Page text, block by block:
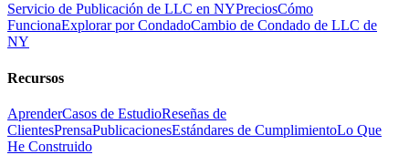
Servicio de Publicación de LLC en NYPreciosCómo
FuncionaExplorar por CondadoCambio de Condado de LLC de
NY
Recursos
AprenderCasos de EstudioReseñas de
ClientesPrensaPublicacionesEstándares de CumplimientoLo Que
He Construido